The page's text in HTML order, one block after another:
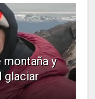
montaña y
glaciar